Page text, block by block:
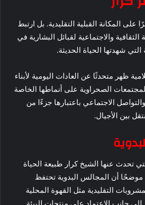
المكانة القبلية التقليدية. بل ارتبط
والاجتماعية لقبائل البشارية في
شهدتها الحياة الحديثة.
ظهر متحدثًا عن العادات اليومية لأبناء
الصحراوية على أنماطها الخاصة
الاجتماعي باعتبارها جزءًا من
بين الأجيال.
تحدث عنها الشيخ كرار طبيعة الحياة
موضحًا أن المجالس البدوية تحتفظ
التقليدية مثل القهوة المحلية